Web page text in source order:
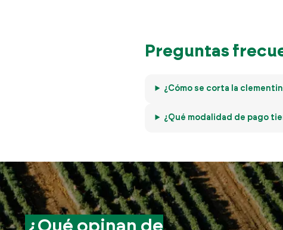
Preguntas
¿Cómo se corta la
¿Qué modalidad de pago